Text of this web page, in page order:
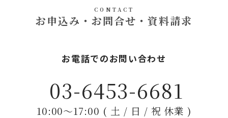
CONTACT
お申込み・お問合せ・資料請求
お電話でのお問い合わせ
03-6453-6681
10:00〜17:00 ( 土 / 日 / 祝 休業 )